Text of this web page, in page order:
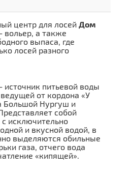
центр для лосейДом
вольер, а также
выпаса, где
лосей разного
источник питьевой воды
от кордона «У
Большой Нургуш и
собой
исключительно
и вкусной водой, в
выделяются обильные
газа, отчего вода
«кипящей».